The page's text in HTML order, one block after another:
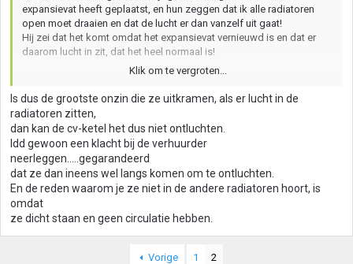
expansievat heeft geplaatst, en hun zeggen dat ik alle radiatoren
open moet draaien en dat de lucht er dan vanzelf uit gaat!
Hij zei dat het komt omdat het expansievat vernieuwd is en dat er
daarom lucht in zit, dat het heel normaal is!
Waar kan ik een sleuteltje krijgen voor het ontluchten van mijn
radiatoren?
Klik om te vergroten...
Is dus de grootste onzin die ze uitkramen, als er lucht in de
radiatoren zitten,
dan kan de cv-ketel het dus niet ontluchten.
Idd gewoon een klacht bij de verhuurder
neerleggen.....gegarandeerd
dat ze dan ineens wel langs komen om te ontluchten.
En de reden waarom je ze niet in de andere radiatoren hoort, is
omdat
ze dicht staan en geen circulatie hebben.
Vorige 1 2